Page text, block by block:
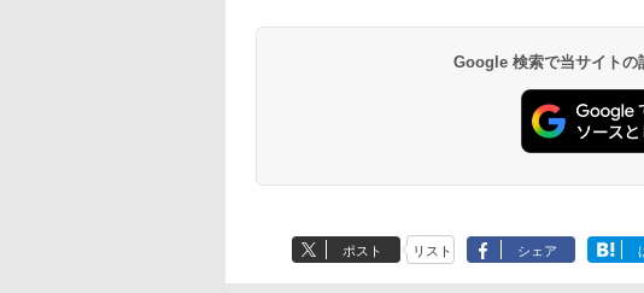
Google 検索で当サイトの
ポスト リスト シェア